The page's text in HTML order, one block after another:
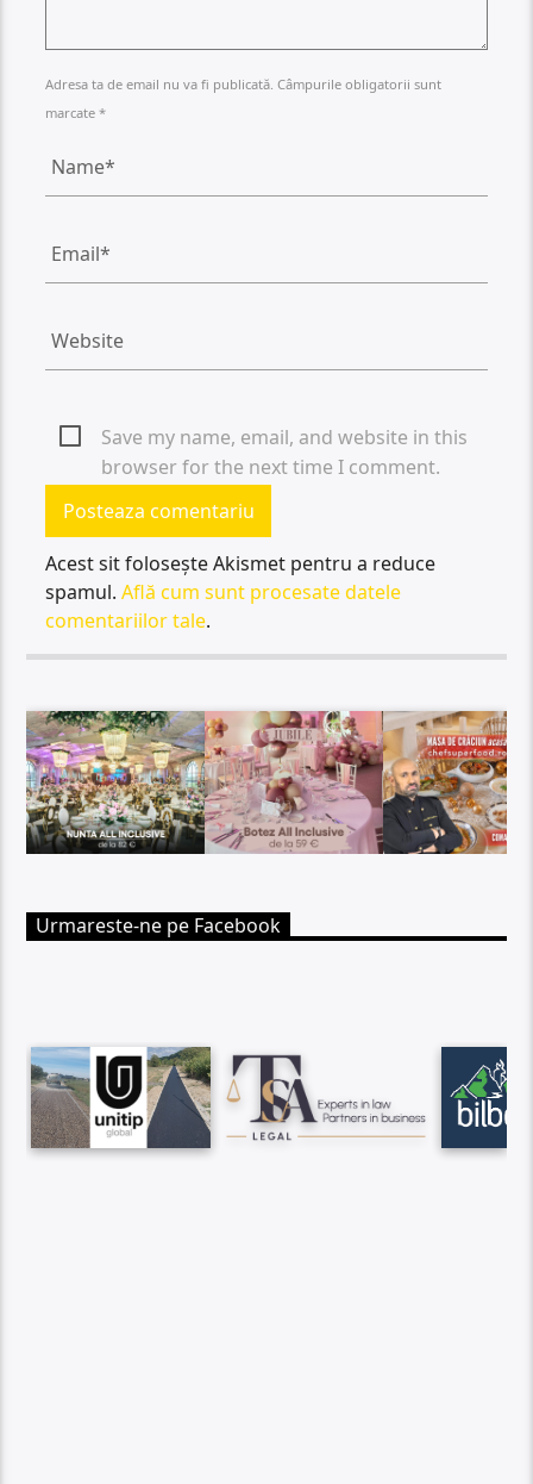
Adresa ta de email nu va fi publicată. Câmpurile obligatorii sunt
marcate *
Save my name, email, and website in this
browser for the next time I comment.
Acest sit folosește Akismet pentru a reduce
spamul.Află cum sunt procesate datele
comentariilor tale.
Urmareste-ne pe Facebook